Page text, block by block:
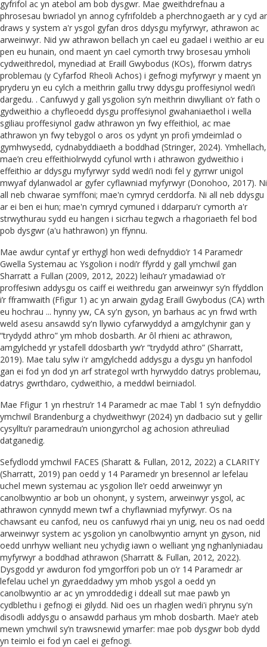
gyfrifol ac yn atebol am bob dysgwr. Mae gweithdrefnau a
phrosesau bwriadol yn annog cyfrifoldeb a pherchnogaeth ar y cyd ar
draws y system a'r ysgol gyfan dros ddysgu myfyrwyr, athrawon ac
arweinwyr. Nid yw athrawon bellach yn cael eu gadael i weithio ar eu
pen eu hunain, ond maent yn cael cymorth trwy brosesau ymholi
cydweithredol, mynediad at Eraill Gwybodus (KOs), fforwm datrys
problemau (y Cyfarfod Rheoli Achos) i gefnogi myfyrwyr y maent yn
pryderu yn eu cylch a meithrin gallu trwy ddysgu proffesiynol wedi’i
dargedu. . Canfuwyd y gall ysgolion sy’n meithrin diwylliant o’r fath o
gydweithio a chyfleoedd dysgu proffesiynol gwahaniaethol i wella
sgiliau proffesiynol gadw athrawon yn fwy effeithiol, ac mae
athrawon yn fwy tebygol o aros os ydynt yn profi ymdeimlad o
gymhwysedd, cydnabyddiaeth a boddhad (Stringer, 2024). Ymhellach,
mae’n creu effeithiolrwydd cyfunol wrth i athrawon gydweithio i
effeithio ar ddysgu myfyrwyr sydd wedi’i nodi fel y gyrrwr unigol
mwyaf dylanwadol ar gyfer cyflawniad myfyrwyr (Donohoo, 2017). Ni
all neb chwarae symffoni; mae'n cymryd cerddorfa. Ni all neb ddysgu
ar ei ben ei hun; mae'n cymryd cymuned i ddarparu'r cymorth a'r
strwythurau sydd eu hangen i sicrhau tegwch a rhagoriaeth fel bod
pob dysgwr (a'u hathrawon) yn ffynnu.
Mae awdur cyntaf yr erthygl hon wedi defnyddio’r 14 Paramedr
Gwella Systemau ac Ysgolion i nodi’r ffyrdd y gall ymchwil gan
Sharratt a Fullan (2009, 2012, 2022) leihau’r ymadawiad o’r
proffesiwn addysgu os caiff ei weithredu gan arweinwyr sy’n ffyddlon
i’r fframwaith (Ffigur 1) ac yn arwain gydag Eraill Gwybodus (CA) wrth
eu hochrau ... hynny yw, CA sy'n gyson, yn barhaus ac yn frwd wrth
weld asesu ansawdd sy'n llywio cyfarwyddyd a amgylchynir gan y
“trydydd athro” ym mhob dosbarth. Ar ôl rhieni ac athrawon,
amgylchedd yr ystafell ddosbarth yw’r “trydydd athro” (Sharratt,
2019). Mae talu sylw i'r amgylchedd addysgu a dysgu yn hanfodol
gan ei fod yn dod yn arf strategol wrth hyrwyddo datrys problemau,
datrys gwrthdaro, cydweithio, a meddwl beirniadol.
Mae Ffigur 1 yn rhestru’r 14 Paramedr ac mae Tabl 1 sy’n defnyddio
ymchwil Brandenburg a chydweithwyr (2024) yn dadbacio sut y gellir
cysylltu’r paramedrau’n uniongyrchol ag achosion athreuliad
datganedig.
Sefydlodd ymchwil FACES (Sharatt & Fullan, 2012, 2022) a CLARITY
(Sharratt, 2019) pan oedd y 14 Paramedr yn bresennol ar lefelau
uchel mewn systemau ac ysgolion lle’r oedd arweinwyr yn
canolbwyntio ar bob un ohonynt, y system, arweinwyr ysgol, ac
athrawon cynnydd mewn twf a chyflawniad myfyrwyr. Os na
chawsant eu canfod, neu os canfuwyd rhai yn unig, neu os nad oedd
arweinwyr system ac ysgolion yn canolbwyntio arnynt yn gyson, nid
oedd unrhyw welliant neu ychydig iawn o welliant yng nghanlyniadau
myfyrwyr a boddhad athrawon (Sharratt & Fullan, 2012, 2022).
Dysgodd yr awduron fod ymgorffori pob un o’r 14 Paramedr ar
lefelau uchel yn gyraeddadwy ym mhob ysgol a oedd yn
canolbwyntio ar ac yn ymroddedig i ddeall sut mae pawb yn
cydblethu i gefnogi ei gilydd. Nid oes un rhaglen wedi'i phrynu sy'n
disodli addysgu o ansawdd parhaus ym mhob dosbarth. Mae’r ateb
mewn ymchwil sy’n trawsnewid ymarfer: mae pob dysgwr bob dydd
yn teimlo ei fod yn cael ei gefnogi.